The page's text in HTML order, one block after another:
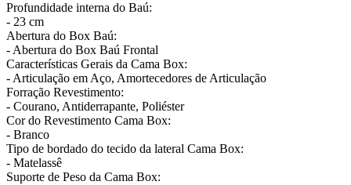
Profundidade interna do Baú:
- 23 cm
Abertura do Box Baú:
- Abertura do Box Baú Frontal
Características Gerais da Cama Box:
- Articulação em Aço, Amortecedores de Articulação
Forração Revestimento:
- Courano, Antiderrapante, Poliéster
Cor do Revestimento Cama Box:
- Branco
Tipo de bordado do tecido da lateral Cama Box:
- Matelassê
Suporte de Peso da Cama Box: